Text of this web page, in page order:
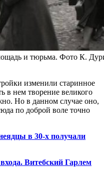
и тюрьма. Фото К.
изменили старинное
в нем творение великого
Но в данном случае оно,
по доброй воле точно
в 30-х получали
Витебский Гарлем